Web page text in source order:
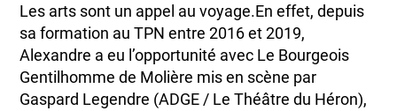
Les arts sont un appel au voyage.En effet, depuis
sa formation au TPN entre 2016 et 2019,
Alexandre a eu l’opportunité avec Le Bourgeois
Gentilhomme de Molière mis en scène par
Gaspard Legendre (ADGE / Le Théâtre du Héron),